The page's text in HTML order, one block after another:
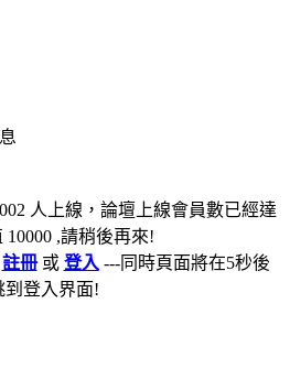
人上線，論壇上線會員數已經達
10000 ,請稍後再來!
註冊或 登入 ---同時頁面將在5秒後
到登入界面!